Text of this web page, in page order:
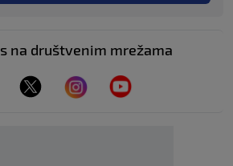
na društvenim mrežama